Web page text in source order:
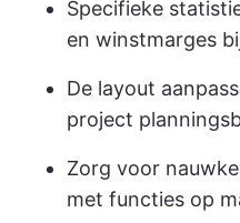
Specifieke
en winstmarges
De layout
project
Zorg voor
met functies op